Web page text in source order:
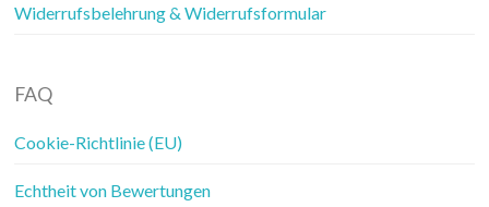
Widerrufsbelehrung & Widerrufsformular
FAQ
Cookie-Richtlinie (EU)
Echtheit von Bewertungen